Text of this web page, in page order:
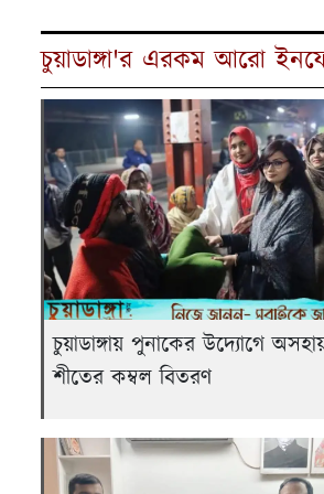
চুয়াডাঙ্গা'র এরকম আরো
চুয়াডাঙ্গায় পুনাকের উদ্যোগে
শীতের কম্বল বিতরণ